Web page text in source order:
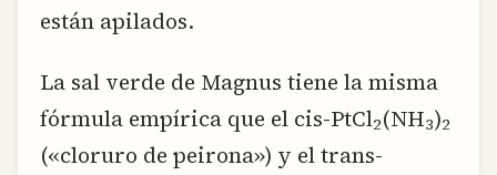
están apilados.
La sal verde de Magnus tiene la misma
fórmula empírica que el cis-PtCl2(NH3)2
(«cloruro de peirona») y el trans-